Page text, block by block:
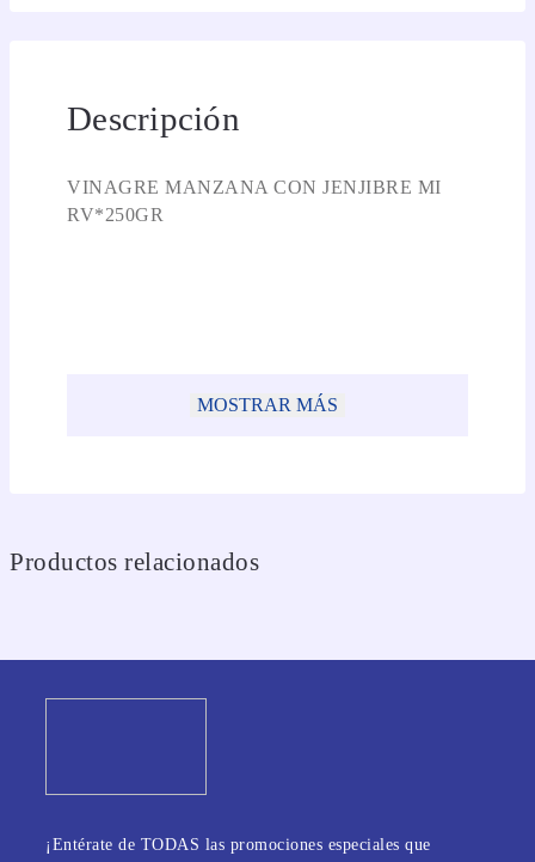
Descripción
VINAGRE MANZANA CON JENJIBRE MI
RV*250GR
MOSTRAR MÁS
Productos relacionados
¡Entérate de TODAS las promociones especiales que